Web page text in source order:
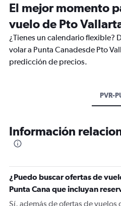
El mejor momento
vuelo de Pto
¿Tienes un calendario flexible?
volar a Punta Canadesde Pto
predicción de precios.
PVR-
Información
¿Puedo buscar ofertas de
Punta Cana que incluyan
Sí, además de ofertas de vuelos